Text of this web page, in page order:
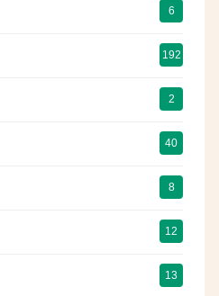
6
192
2
40
8
12
13